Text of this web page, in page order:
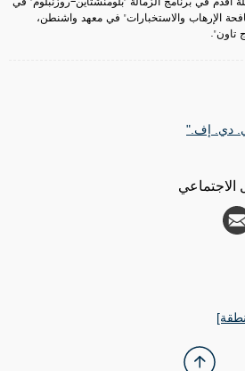
الإرهاب والاستخبارات" في معهد واشنطن،
تاون".
دي. إف."